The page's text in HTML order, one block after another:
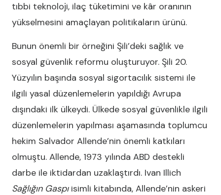
tıbbi teknoloji, ilaç tüketimini ve kâr oranının
yükselmesini amaçlayan politikaların ürünü.
Bunun önemli bir örneğini Şili’deki sağlık ve
sosyal güvenlik reformu oluşturuyor. Şili 20.
Yüzyılın başında sosyal sigortacılık sistemi ile
ilgili yasal düzenlemelerin yapıldığı Avrupa
dışındaki ilk ülkeydi. Ülkede sosyal güvenlikle ilgili
düzenlemelerin yapılması aşamasında toplumcu
hekim Salvador Allende’nin önemli katkıları
olmuştu. Allende, 1973 yılında ABD destekli
darbe ile iktidardan uzaklaştırdı. Ivan Illich
Sağlığın Gaspı isimli kitabında, Allende’nin askeri